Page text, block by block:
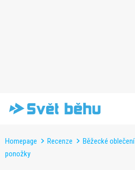
Homepage Recenze Běžecké oblečení
ponožky